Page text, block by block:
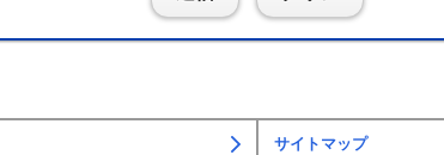
サイトマップ